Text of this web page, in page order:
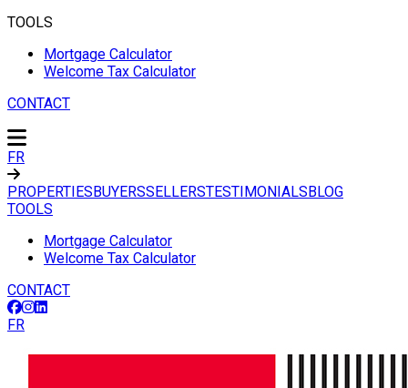
TOOLS
Mortgage Calculator
Welcome Tax Calculator
CONTACT
FR
PROPERTIESBUYERSSELLERSTESTIMONIALSBLOG
TOOLS
Mortgage Calculator
Welcome Tax Calculator
CONTACT
FR